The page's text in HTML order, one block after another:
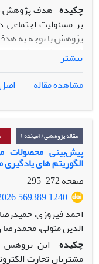
ساختاری جامعه
چکیده هدف پژوهش
بر مسئولیت
پژوهش با توجه به هدف
آمیخته (کیفی-کمی)
اجتماعی و مسئولیت
نفر از مدیران و
انتخاب شدند. ابزار
ساختاریافته و در
برای تجزیه و تحلیل
کد انتخابی می‌باشد
مبتنی بر مسئولیت
نتایج بخش کمی
بیشتر
مشاهده مقاله
مقاله پژوهشی (آمیخته )
پیش‌بینی محصولات
الگوریتم های‌
صفحه272-295
احمد فیروزی،
الدین متولی،
چکیده این پژوهش
مشتریان تجارت